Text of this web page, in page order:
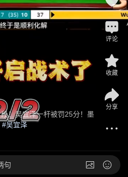
！吴宜泽一杆被罚25分！墨
#吴宜泽
评论
收藏
分享
句